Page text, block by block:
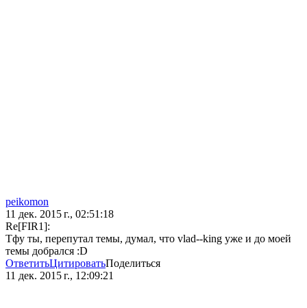
peikomon
11 дек. 2015 г., 02:51:18
Re[FIR1]:
Тфу ты, перепутал темы, думал, что vlad--king уже и до моей
темы добрался :D
ОтветитьЦитироватьПоделиться
11 дек. 2015 г., 12:09:21